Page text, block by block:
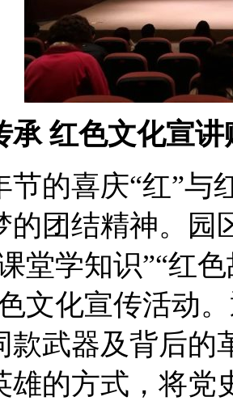
承 红色文化宣
的喜庆“红”与
的团结精神。园
堂学知识”“红
文化宣传活动
款武器及背后的
雄的方式，将党